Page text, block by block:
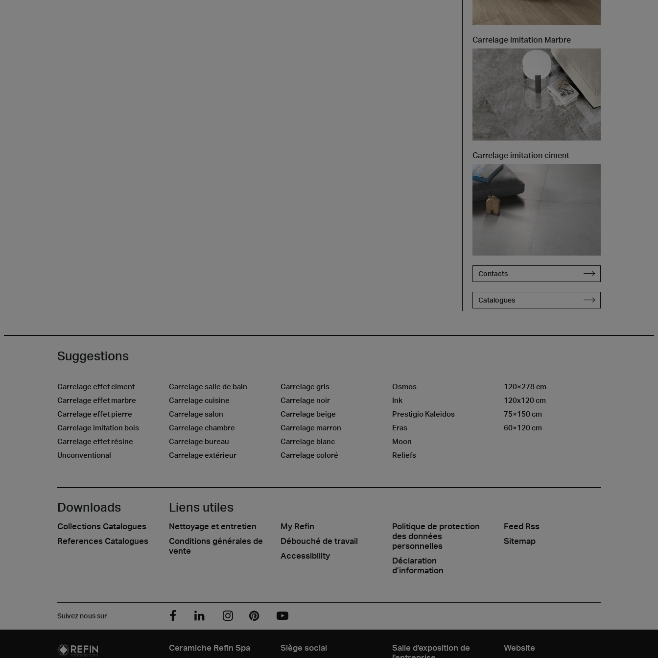
Venez découvrir nos collections à Architect at Work à Prague, en
République tchèque. Rendez-nous visite au stand 49 les 17 et 18
Carrelage imitation Marbre
Carrelage imitation ciment
Contacts
Catalogues
Suggestions
Carrelage effet ciment
Carrelage effet marbre
Carrelage effet pierre
Carrelage imitation bois
Carrelage effet résine
Unconventional
Carrelage salle de bain
Carrelage cuisine
Carrelage salon
Carrelage chambre
Carrelage bureau
Carrelage extérieur
Carrelage gris
Carrelage noir
Carrelage beige
Carrelage marron
Carrelage blanc
Carrelage coloré
Osmos
Ink
Prestigio Kaleidos
Eras
Moon
Reliefs
120×278 cm
120x120 cm
75×150 cm
60×120 cm
Downloads
Collections Catalogues
References Catalogues
Liens utiles
Nettoyage et entretien
Conditions générales de
vente
My Refin
Débouché de travail
Accessibility
Politique de protection
des données
personnelles
Déclaration
d’information
Feed Rss
Sitemap
Suivez nous sur
Ceramiche Refin Spa Siège social
Salle d'exposition de
Website